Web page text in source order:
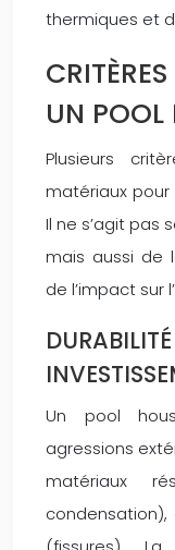
thermiques et
UN POOL
Plusieurs
matériaux
Il ne s’agit pas
mais aussi de
de l’impact sur
Un pool
agressions
matériaux